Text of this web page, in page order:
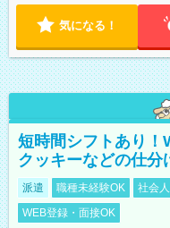
気になる！
短時間シフトあり！
クッキーなどの仕分
派遣 職種未経験OK 社会
WEB登録・面接OK